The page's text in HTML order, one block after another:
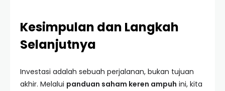
Kesimpulan dan Langkah
Selanjutnya
Investasi adalah sebuah perjalanan, bukan tujuan
akhir. Melalui panduan saham keren ampuh ini, kita